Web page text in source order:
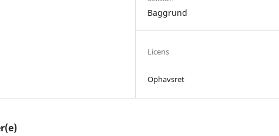
Baggrund
Licens
Ophavsret